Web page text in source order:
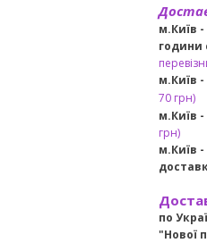
м.Київ
години
м.Київ
70 грн)
м.Київ -
грн)
м.Київ -
по
"Нової